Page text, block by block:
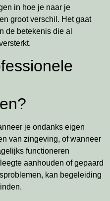
in hoe je naar je
groot verschil. Het gaat
de betekenis die al
je ondanks eigen
van zingeving, of wanneer
functioneren
aanhouden of gepaard
kan begeleiding